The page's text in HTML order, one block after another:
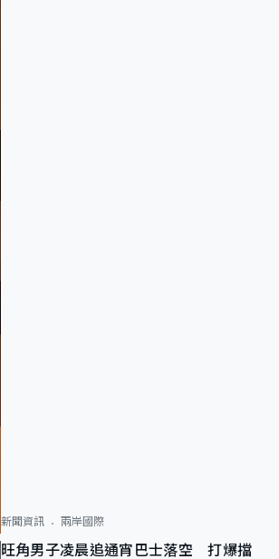
新聞資訊 兩岸國際
旺角男子凌晨追通宵巴士落空 打爆擋